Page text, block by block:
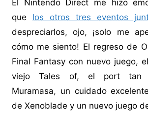
El Nintendo Direct me hizo
que los otros tres eventos
despreciarlos, ojo, ¡solo me
cómo me siento! El regreso de
Final Fantasy con nuevo juego,
viejo Tales of, el port tan
Muramasa, un cuidado
de Xenoblade y un nuevo juego